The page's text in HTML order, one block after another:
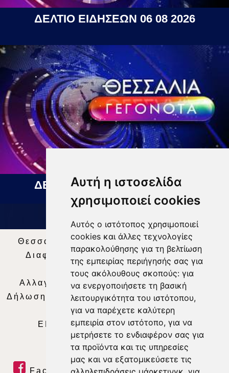
Αυτή η ιστοσελίδα
χρησιμοποιεί cookies
Αυτός ο ιστότοπος χρησιμοποιεί
cookies και άλλες τεχνολογίες
παρακολούθησης για τη βελτίωση
της εμπειρίας περιήγησής σας για
τους ακόλουθους σκοπούς: για
να ενεργοποιήσετε τη βασική
λειτουργικότητα του ιστότοπου,
για να παρέχετε καλύτερη
εμπειρία στον ιστότοπο, για να
μετρήσετε το ενδιαφέρον σας για
τα προϊόντα και τις υπηρεσίες
μας και να εξατομικεύσετε τις
ΔΕΛΤΙΟ ΕΙΔΗΣΕΩΝ 06 08 2026
ΔΕΛΤΙΟ ΕΙΔΗΣΕΩΝ 07 08 2026
Θεσσαλία Τηλεόραση|SNG Services
Διαφήμιση | Όροι Χρήσης |Δήλωση
Απορρήτου |
Περιεχόμενο
Αλλαγή Προτιμήσεων για τα Cookies
Δήλωση συμμόρφωσης με τη σύσταση (ΕΕ)
2018/334|Ταυτότητα
ΕΝΗΜΕΡΩΣΗ |WEB TV| LIVE
Facebook| Twitter | Youtube